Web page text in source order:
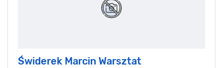
Świderek Marcin Warsztat